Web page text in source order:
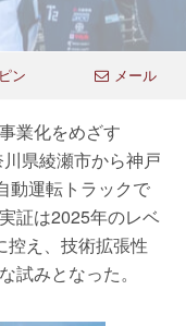
ピン メール
業化をめざす
県綾瀬市から神戸
動運転トラックで
証は2025年のレベ
控え、技術拡張性
試みとなった。